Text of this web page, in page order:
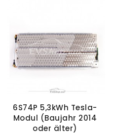
6S74P 5,3kWh Tesla-
Modul (Baujahr 2014
oder älter)